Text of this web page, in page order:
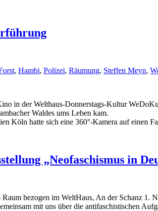
, Hambi, Polizei, Räumung, Steffen Meyn,
in der Welthaus-Donnerstags-Kultur
Waldes ums Leben kam.
Köln hatte sich eine 360°-Kamera auf einen
„Neofaschismus in
bezogen im WeltHaus, An der Schanz
mit uns über die antifaschistischen